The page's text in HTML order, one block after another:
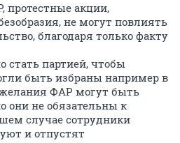
протестные акции,
не могут повлиять
благодаря только факту
стать партией, чтобы
быть избраны например в
ФАР могут быть
они не обязательны к
случае сотрудники
и отпустят